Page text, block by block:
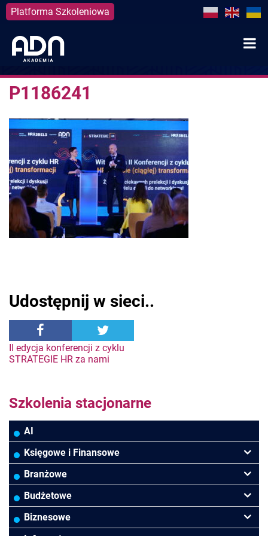
Platforma Szkoleniowa
content
P1186241
Udostępnij w sieci..
Nawigacja
II edycja konferencji z cyklu
STRATEGIE HR za nami
Szkolenia stacjonarne
AI
Księgowe i Finansowe
Podatki VAT/CIT/PIT
Rachunkowość
Finanse
Branżowe
Banki
Budowlana/Deweloperska
Budżetowe
Rachunkowość budżetowa
Biznesowe